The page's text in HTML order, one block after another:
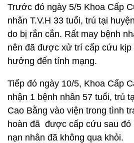
Trước đó ngày 5/5 Khoa Cấp
nhân T.V.H 33 tuổi, trú tại
do bị rắn cắn. Rất may bệnh
nên đã được xử trí cấp cứu kịp
hưởng đến tính mạng.
Tiếp đó ngày 10/5, Khoa Cấp
nhận 1 bệnh nhân 57 tuổi, trú
Cao Bằng vào viện trong tình
hoàn đã được cấp cứu sau đó
nạn nhân đã không qua khỏi.